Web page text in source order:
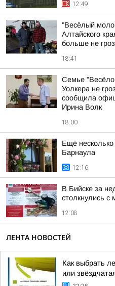
12:49
"Весёлый
Алтайского
больше не
18:41
Семье
Уолкера не
сообщила
Ирина Волк
18:00
Ещё несколько
Барнаула
12:16
В Бийске за
столкнулись
12:08
ЛЕНТА НОВОСТЕЙ
Как выбрать
или